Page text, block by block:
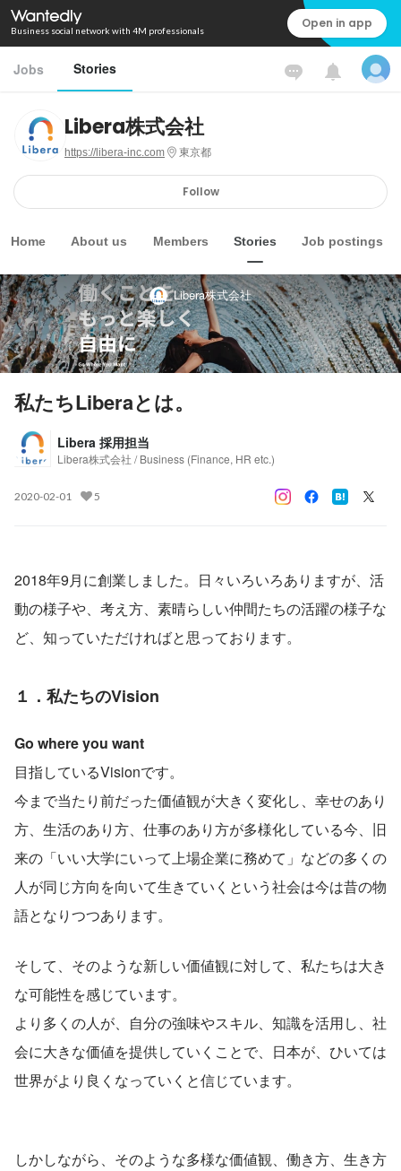
Business social network with 4M professionals Open in app
Jobs Stories
Libera株式会社
https://libera-inc.com 東京都
Follow
Home About us Members Stories Job postings
Libera株式会社
私たちLiberaとは。
Libera 採用担当
Libera株式会社 / Business (Finance, HR etc.)
2020-02-01 5
2018年9月に創業しました。日々いろいろありますが、活
動の様子や、考え方、素晴らしい仲間たちの活躍の様子な
ど、知っていただければと思っております。
１．私たちのVision
Go where you want
目指しているVisionです。
今まで当たり前だった価値観が大きく変化し、幸せのあり
方、生活のあり方、仕事のあり方が多様化している今、旧
来の「いい大学にいって上場企業に務めて」などの多くの
人が同じ方向を向いて生きていくという社会は今は昔の物
語となりつつあります。
そして、そのような新しい価値観に対して、私たちは大き
な可能性を感じています。
より多くの人が、自分の強味やスキル、知識を活用し、社
会に大きな価値を提供していくことで、日本が、ひいては
世界がより良くなっていくと信じています。
しかしながら、そのような多様な価値観、働き方、生き方